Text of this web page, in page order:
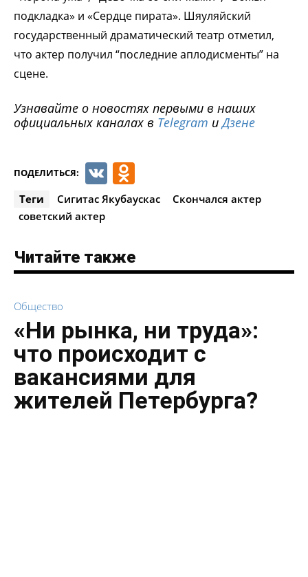
подкладка» и «Сердце пирата». Шяуляйский
государственный драматический театр отметил,
что актер получил “последние аплодисменты” на
сцене.
Узнавайте о новостях первыми в наших
официальных каналах в Telegram иДзене
ПОДЕЛИТЬСЯ: VK
Теги Сигитас Якубаускас
Скончался актер
советский актер
Читайте также
Общество
«Ни рынка, ни труда»:
что происходит с
вакансиями для
жителей Петербурга?